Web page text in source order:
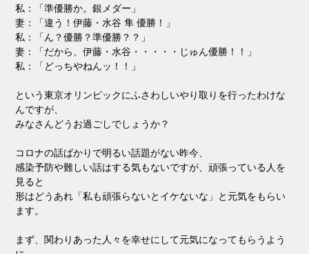
私：「準優勝か。銀メダー」
妻：「違う！伊藤・水谷 隼 優勝！」
私：「ん？優勝？準優勝？？」
妻：「だから、伊藤・水谷・・・・・じゅん優勝！！」
私：「どっちやねんッ！！」
という東京オリンピックにふさわしいやり取りを行ったわけな
んですが、
みなさんどうお過ごしでしょうか？
コロナの話ばかりで明るい話題がない昨今、
感染予防や難しい話はする気もないですが、頑張っている人を
見ると
形はどうあれ「私も頑張らないとイケないな」と元気をもらい
ます。
まず、関わりあった人々を幸せにして元気になってもらうよう